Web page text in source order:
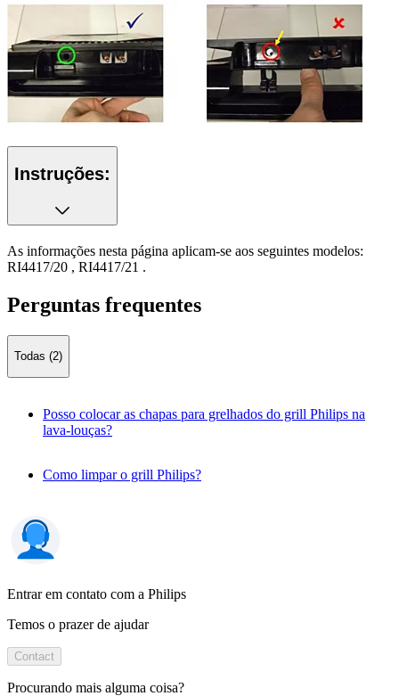
Instruções:
As informações nesta página aplicam-se aos seguintes modelos:
RI4417/20 , RI4417/21 .
Perguntas frequentes
Todas (2)
Posso colocar as chapas para grelhados do grill Philips na
lava-louças?
Como limpar o grill Philips?
Entrar em contato com a Philips
Temos o prazer de ajudar
Contact
Procurando mais alguma coisa?